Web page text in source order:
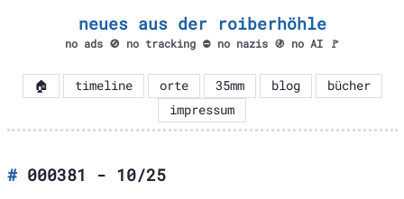
neues aus der roiberhöhle
no ads 🚫 no tracking ⛔ no nazis 🚯 no AI 🚩
🏠 timeline orte 35mm blog
bücher
impressum
000381 - 10/25